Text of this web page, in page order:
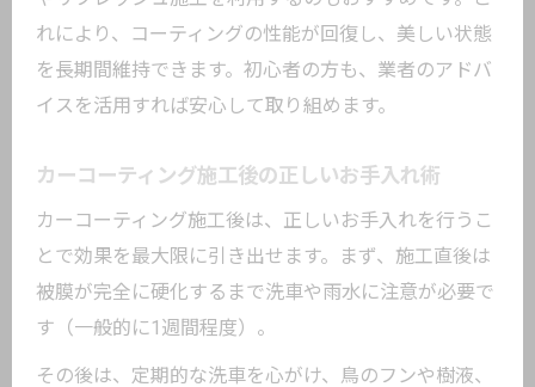
れにより、コーティングの性能が回復し、美しい状態
を長期間維持できます。初心者の方も、業者のアドバ
イスを活用すれば安心して取り組めます。
カーコーティング施工後の正しいお手入れ術
カーコーティング施工後は、正しいお手入れを行うこ
とで効果を最大限に引き出せます。まず、施工直後は
被膜が完全に硬化するまで洗車や雨水に注意が必要で
す（一般的に1週間程度）。
その後は、定期的な洗車を心がけ、鳥のフンや樹液、